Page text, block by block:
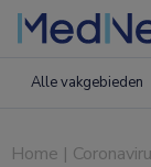
Alle vakgebieden
Home |